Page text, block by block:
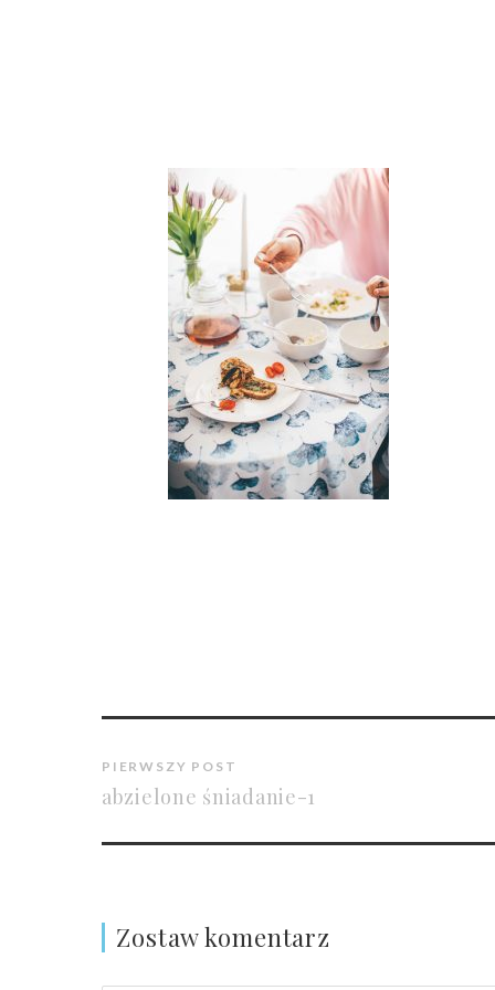
PIERWSZY POST
abzielone śniadanie-1
Zostaw komentarz